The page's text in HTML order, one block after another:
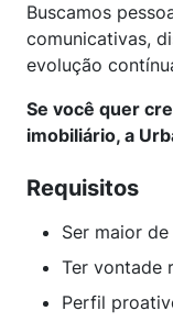
Buscamos
comunicativas,
evolução
Se você quer
imobiliário, a
Requisitos
Ser maior de
Ter vontade
Perfil